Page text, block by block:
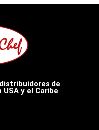
de
y el Caribe